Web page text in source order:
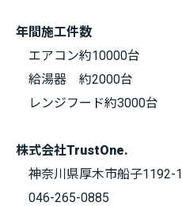
年間施工件数
エアコン約10000台
給湯器 約2000台
レンジフード約3000台
株式会社TrustOne.
神奈川県厚木市船子1192-1
046-265-0885